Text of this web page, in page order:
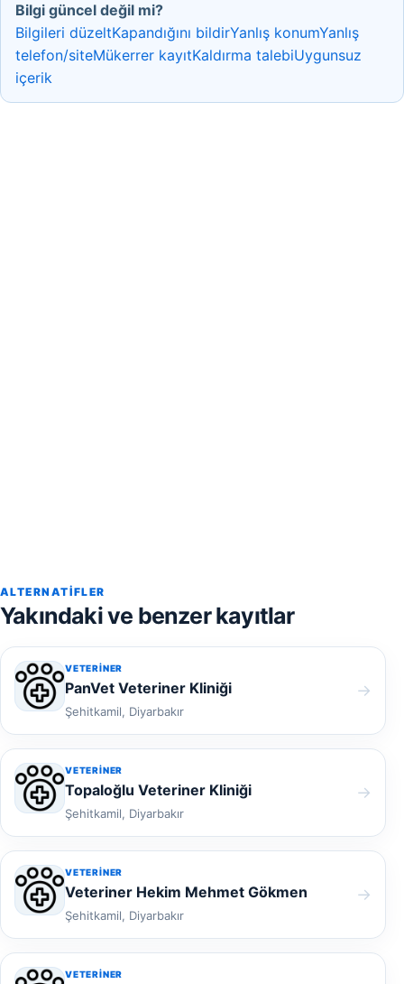
Bilgi güncel değil mi?
Bilgileri düzeltKapandığını bildirYanlış konumYanlış
telefon/siteMükerrer kayıtKaldırma talebiUygunsuz
içerik
ALTERNATIFLER
Yakındaki ve benzer kayıtlar
VETERINER
PanVet Veteriner Kliniği
Şehitkamil, Diyarbakır
→
VETERINER
Topaloğlu Veteriner Kliniği
Şehitkamil, Diyarbakır
→
VETERINER
Veteriner Hekim Mehmet Gökmen
Şehitkamil, Diyarbakır
→
VETERINER